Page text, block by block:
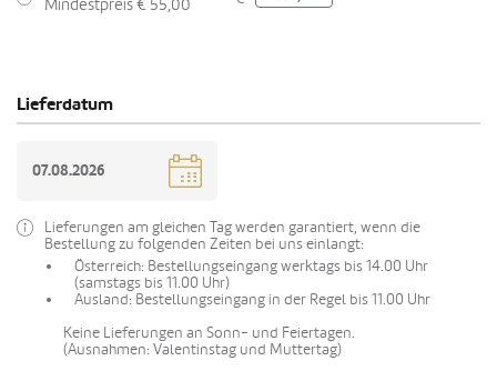
Mindestpreis € 55,00
Lieferdatum
Lieferungen am gleichen Tag werden garantiert, wenn die
Bestellung zu folgenden Zeiten bei uns einlangt:
Österreich: Bestellungseingang werktags bis 14.00 Uhr
(samstags bis 11.00 Uhr)
Ausland: Bestellungseingang in der Regel bis 11.00 Uhr
Keine Lieferungen an Sonn- und Feiertagen.
(Ausnahmen: Valentinstag und Muttertag)